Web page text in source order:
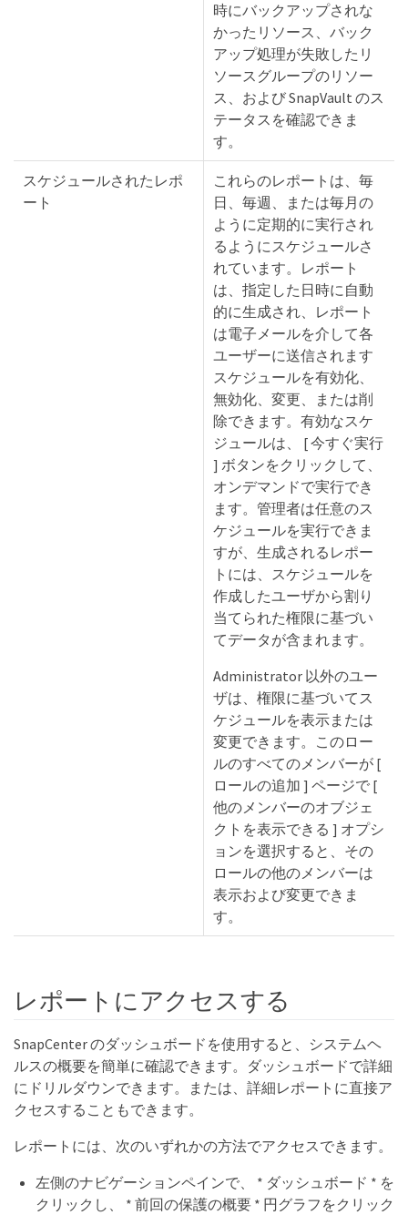
時にバックアップされな
かったリソース、バック
アップ処理が失敗したリ
ソースグループのリソー
ス、および SnapVault のス
テータスを確認できま
す。
スケジュールされたレポ
ート
これらのレポートは、毎
日、毎週、または毎月の
ように定期的に実行され
るようにスケジュールさ
れています。レポート
は、指定した日時に自動
的に生成され、レポート
は電子メールを介して各
ユーザーに送信されます
スケジュールを有効化、
無効化、変更、または削
除できます。有効なスケ
ジュールは、 [ 今すぐ実行
] ボタンをクリックして、
オンデマンドで実行でき
ます。管理者は任意のス
ケジュールを実行できま
すが、生成されるレポー
トには、スケジュールを
作成したユーザから割り
当てられた権限に基づい
てデータが含まれます。
Administrator 以外のユー
ザは、権限に基づいてス
ケジュールを表示または
変更できます。このロー
ルのすべてのメンバーが [
ロールの追加 ] ページで [
他のメンバーのオブジェ
クトを表示できる ] オプシ
ョンを選択すると、その
ロールの他のメンバーは
表示および変更できま
す。
レポートにアクセスする
SnapCenter のダッシュボードを使用すると、システムヘ
ルスの概要を簡単に確認できます。ダッシュボードで詳細
にドリルダウンできます。または、詳細レポートに直接ア
クセスすることもできます。
レポートには、次のいずれかの方法でアクセスできます。
左側のナビゲーションペインで、 * ダッシュボード * を
クリックし、 * 前回の保護の概要 * 円グラフをクリック